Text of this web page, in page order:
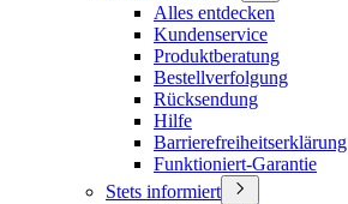
Alles entdecken
Kundenservice
Produktberatung
Bestellverfolgung
Rücksendung
Hilfe
Barrierefreiheitserklärung
Funktioniert-Garantie
Stets informiert